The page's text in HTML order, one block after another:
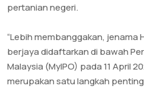
pertanian negeri.
“Lebih membanggakan, jenama
berjaya didaftarkan di bawah
Malaysia (MyIPO) pada 11 April
merupakan satu langkah